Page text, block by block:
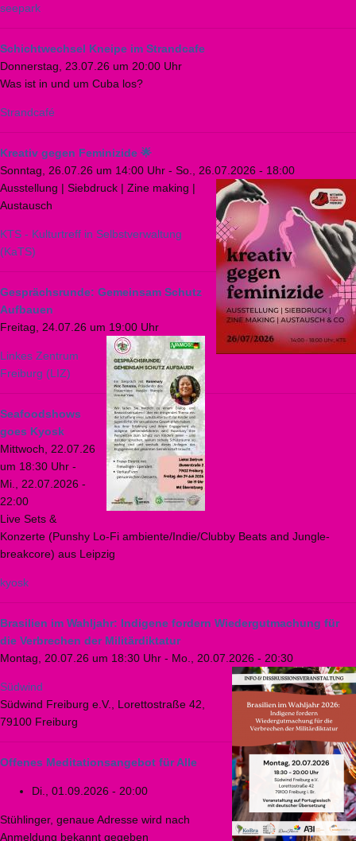
seepark
Schichtwechsel Kneipe im Strandcafe
Donnerstag, 23.07.26 um 20:00 Uhr
Was ist in und um Cuba los?
Strandcafé
Kreativ gegen Feminizide 🌟
Sonntag, 26.07.26 um 14:00 Uhr - So., 26.07.2026 - 18:00
Ausstellung | Siebdruck | Zine making |
Austausch
KTS - Kulturtreff in Selbstverwaltung
(KaTS)
Gesprächsrunde: Gemeinsam Schutz
Aufbauen
Freitag, 24.07.26 um 19:00 Uhr
Linkes Zentrum
Freiburg (LIZ)
Seafoodshows
goes Kyosk
Mittwoch, 22.07.26
um 18:30 Uhr -
Mi., 22.07.2026 -
22:00
Live Sets &
Konzerte (Punshy Lo-Fi ambiente/Indie/Clubby Beats and Jungle-
breakcore) aus Leipzig
kyosk
Brasilien im Wahljahr: Indigene fordern Wiedergutmachung für
die Verbrechen der Militärdiktatur
Montag, 20.07.26 um 18:30 Uhr - Mo., 20.07.2026 - 20:30
Südwind
Südwind Freiburg e.V., Lorettostraße 42,
79100 Freiburg
Offenes Meditationsangebot für Alle
Di., 01.09.2026 - 20:00
Stühlinger, genaue Adresse wird nach
Anmeldung bekannt gegeben